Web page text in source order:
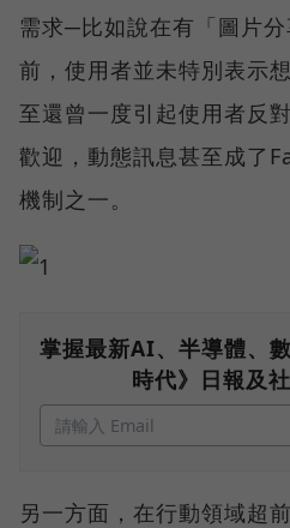
需求─比如說在有「圖片
前，使用者並未特別表示
至還曾一度引起使用者反
歡迎，動態訊息甚至成了
機制之一。
掌握最新AI、半導體、
時代》日報及
另一方面，在行動領域超